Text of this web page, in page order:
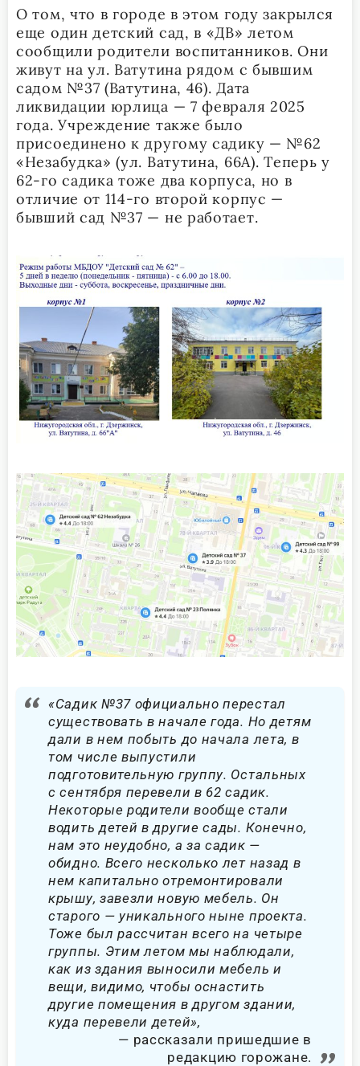
О том, что в городе в этом году закрылся
еще один детский сад, в «ДВ» летом
сообщили родители воспитанников. Они
живут на ул. Ватутина рядом с бывшим
садом №37 (Ватутина, 46). Дата
ликвидации юрлица — 7 февраля 2025
года. Учреждение также было
присоединено к другому садику — №62
«Незабудка» (ул. Ватутина, 66А). Теперь у
62-го садика тоже два корпуса, но в
отличие от 114-го второй корпус —
бывший сад №37 — не работает.
«Садик №37 официально перестал
существовать в начале года. Но детям
дали в нем побыть до начала лета, в
том числе выпустили
подготовительную группу. Остальных
с сентября перевели в 62 садик.
Некоторые родители вообще стали
водить детей в другие сады. Конечно,
нам это неудобно, а за садик —
обидно. Всего несколько лет назад в
нем капитально отремонтировали
крышу, завезли новую мебель. Он
старого — уникального ныне проекта.
Тоже был рассчитан всего на четыре
группы. Этим летом мы наблюдали,
как из здания выносили мебель и
вещи, видимо, чтобы оснастить
другие помещения в другом здании,
куда перевели детей»,
рассказали пришедшие в
редакцию горожане.